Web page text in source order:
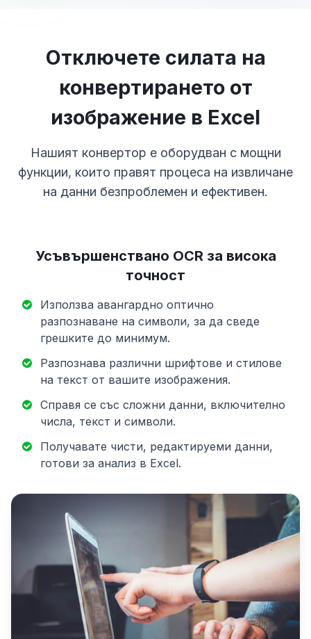
Отключете силата на
конвертирането от
изображение в Excel
Нашият конвертор е оборудван с мощни
функции, които правят процеса на извличане
на данни безпроблемен и ефективен.
Усъвършенствано OCR за висока
точност
Използва авангардно оптично
разпознаване на символи, за да сведе
грешките до минимум.
Разпознава различни шрифтове и стилове
на текст от вашите изображения.
Справя се със сложни данни, включително
числа, текст и символи.
Получавате чисти, редактируеми данни,
готови за анализ в Excel.